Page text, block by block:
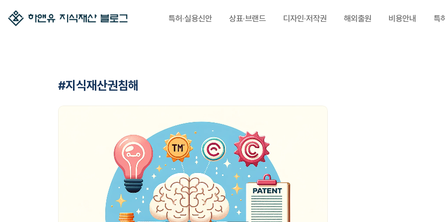
특허·실용신안 상표·브랜드 디자인·저작권 해외출원 비용안내 특
#지식재산권침해